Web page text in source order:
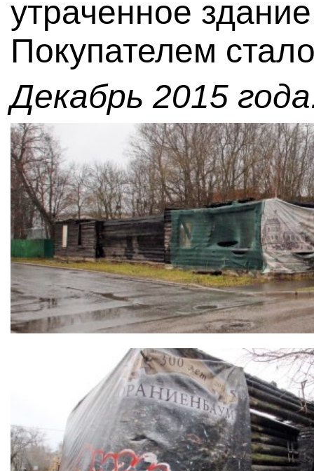
утраченное
Покупателем
Декабрь 2015